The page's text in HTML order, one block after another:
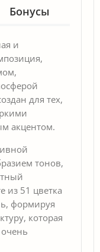
Бонусы
и
для тех,
акцентом.
тонов,
из 51 цветка
формируя
которая